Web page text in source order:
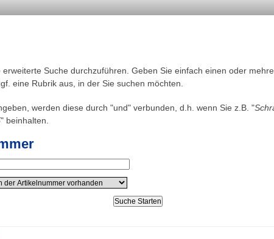
Suche durchzuführen. Geben Sie einfach einen oder
eine Rubrik aus, in der Sie suchen möchten.
werden diese durch "und" verbunden, d.h. wenn Sie z.B. "
" beinhalten.